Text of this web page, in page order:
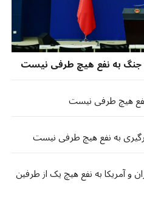
جنگ به نفع هیچ طرفی نیست
هیچ طرفی نیست
به نفع هیچ طرفی نیست
و آمریکا به نفع هیچ یک از طرفین